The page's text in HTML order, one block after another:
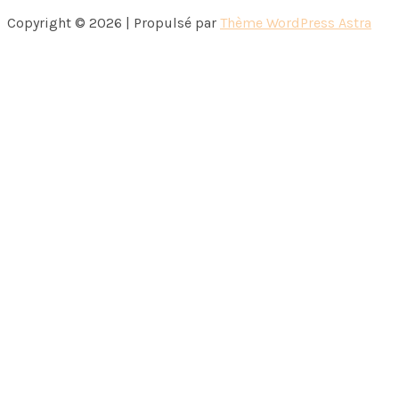
Copyright © 2026 | Propulsé par Thème WordPress Astra